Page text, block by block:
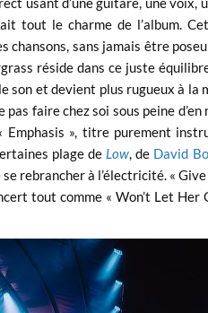
tout le charme de l’album.
chansons, sans jamais être
réside dans ce juste
son et devient plus rugueux à la
pas faire chez soi sous peine
Emphasis », titre purement
plage de Low , de David
rebrancher à l’électricité. «
tout comme « Won’t Let